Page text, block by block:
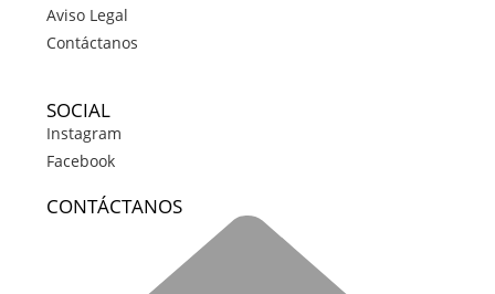
Aviso Legal
Contáctanos
SOCIAL
Instagram
Facebook
CONTÁCTANOS